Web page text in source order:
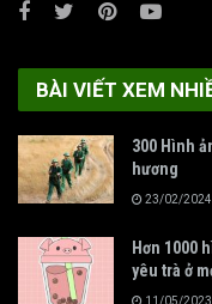
BÀI VIẾT XEM
300 Hình
hương
23/02/2024
Hơn 1000
yêu trà ở
11/05/2023